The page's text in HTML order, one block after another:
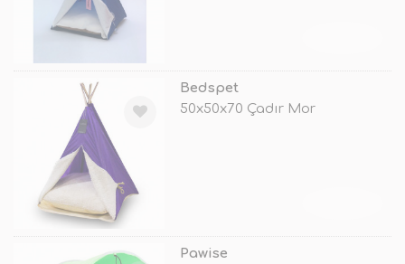
Bedspet
50x50x70 Çadır Mor
Pawise